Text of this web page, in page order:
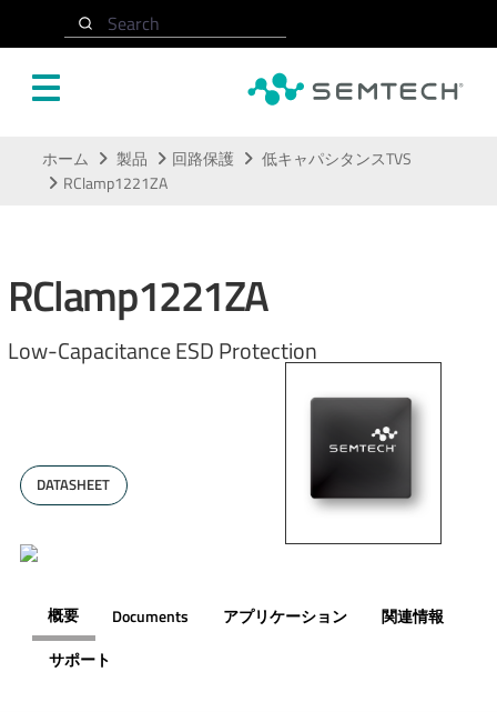
Search
ホーム 製品 回路保護
低キャパシタンスTVS
RClamp1221ZA
RClamp1221ZA
Low-Capacitance ESD Protection
DATASHEET
概要 Documents アプリケーション
関連情報
サポート